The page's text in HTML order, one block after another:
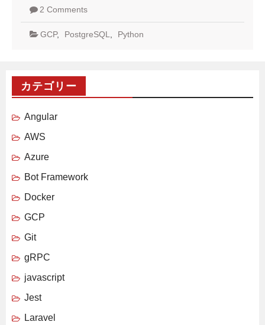
2 Comments
GCP, PostgreSQL Python
カテゴリー
Angular
AWS
Azure
Bot Framework
Docker
GCP
Git
gRPC
javascript
Jest
Laravel